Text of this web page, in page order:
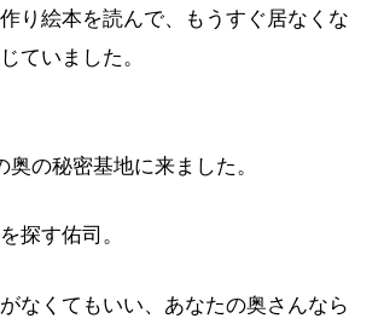
り絵本を読んで、もうすぐ居なくな
ていました。
の秘密基地に来ました。
探す佑司。
なくてもいい、あなたの奥さんなら